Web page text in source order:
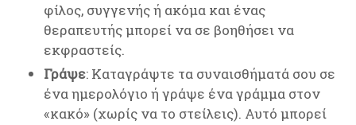
φίλος, συγγενής ή ακόμα και ένας
θεραπευτής μπορεί να σε βοηθήσει να
εκφραστείς.
Γράψε: Καταγράψτε τα συναισθήματά σου σε
ένα ημερολόγιο ή γράψε ένα γράμμα στον
«κακό» (χωρίς να το στείλεις). Αυτό μπορεί